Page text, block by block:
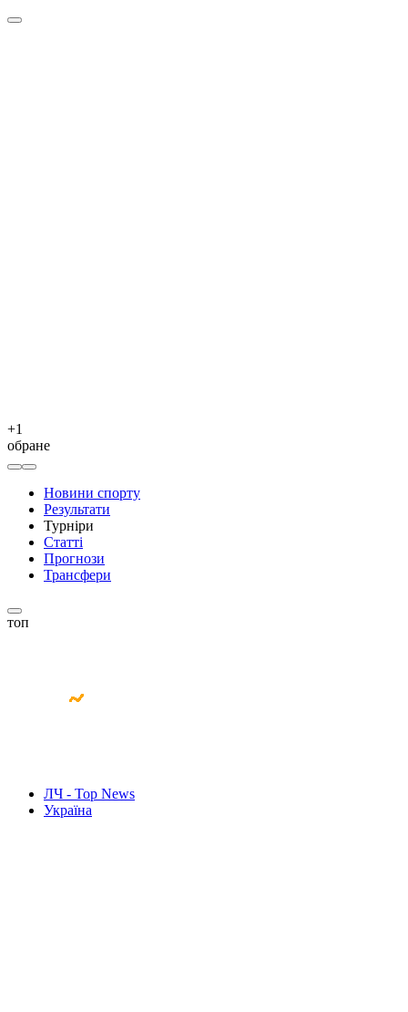
+1
обране
Новини спорту
Результати
Турніри
Статті
Прогнози
Трансфери
топ
ЛЧ - Top News
Україна